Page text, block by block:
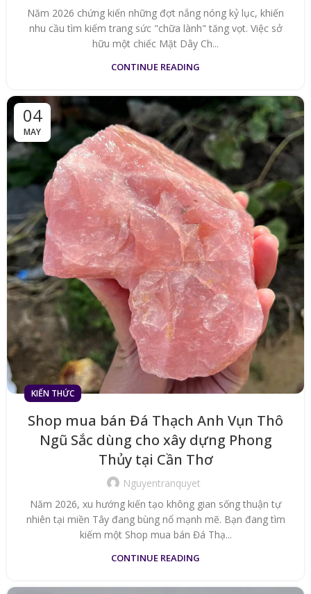
Năm 2026 chứng kiến những đợt nắng nóng kỷ lục, khiến
nhu cầu tìm kiếm trang sức "chữa lành" tăng vọt. Việc sở
hữu một chiếc Mặt Dây Ch...
CONTINUE READING
04
MAY
KIẾN THỨC
Shop mua bán Đá Thạch Anh Vụn Thô
Ngũ Sắc dùng cho xây dựng Phong
Thủy tại Cần Thơ
Nguyentranquyet
Năm 2026, xu hướng kiến tạo không gian sống thuận tự
nhiên tại miền Tây đang bùng nổ mạnh mẽ. Bạn đang tìm
kiếm một Shop mua bán Đá Thạ...
CONTINUE READING